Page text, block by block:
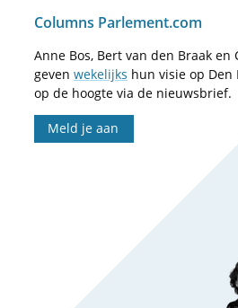
Columns Parlement.com
Anne Bos, Bert van den Braak en
geven wekelijks hun visie op Den
op de hoogte via de nieuwsbrief.
Meld je aan